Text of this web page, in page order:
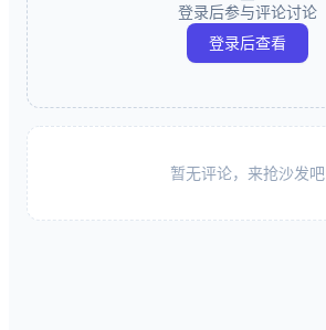
登录后参与评论讨论
登录后查看
暂无评论，来抢沙发吧